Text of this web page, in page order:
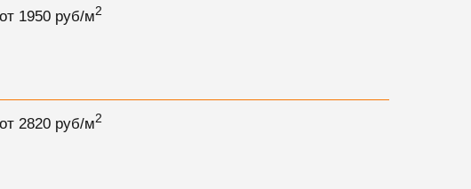
от 1950 руб/м2
от 2820 руб/м2